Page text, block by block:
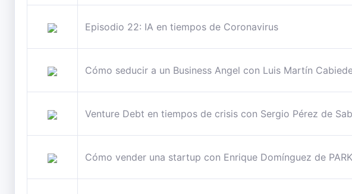
Episodio 22: IA en tiempos de Coronavirus
Cómo seducir a un Business Angel con Luis Martín
Venture Debt en tiempos de crisis con Sergio Pérez de
Cómo vender una startup con Enrique Domínguez de